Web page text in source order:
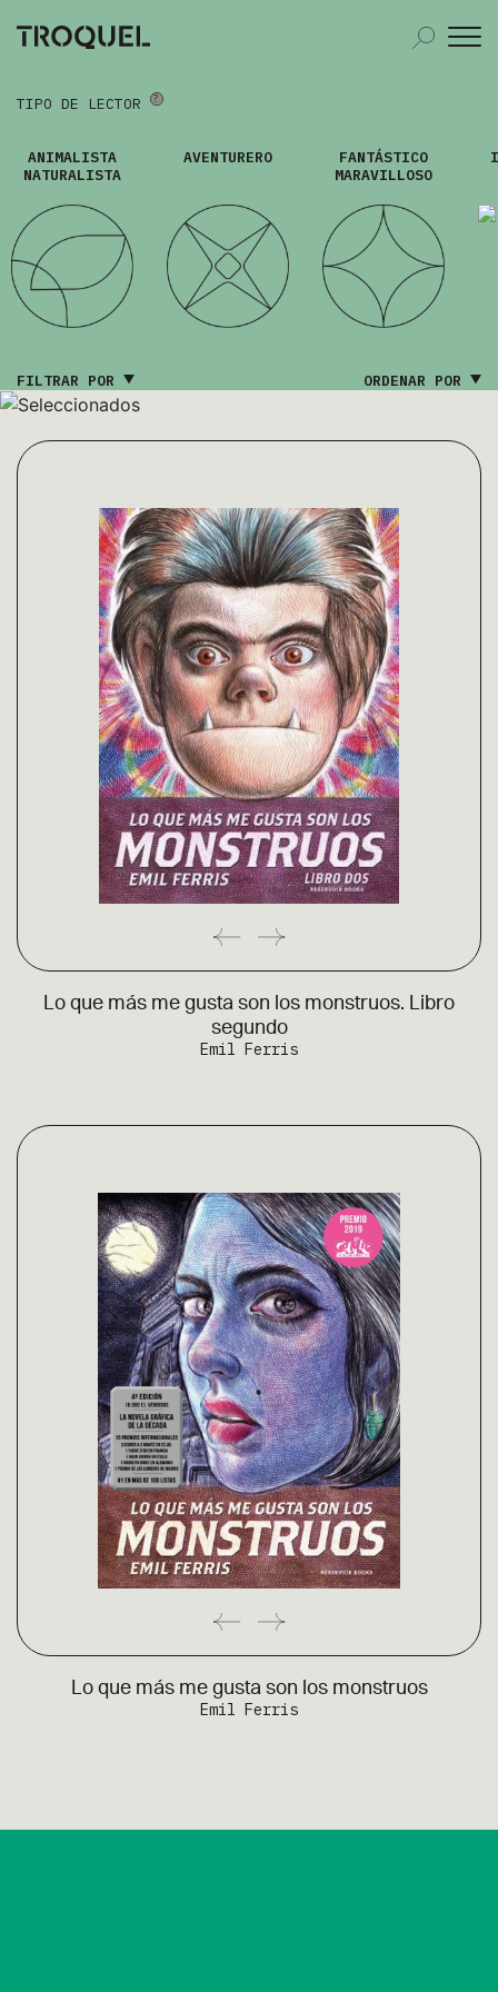
TIPO DE LECTOR
ANIMALISTA
NATURALISTA
AVENTURERO
FANTÁSTICO
MARAVILLOSO
FILTRAR POR ORDENAR POR
Lo que más me gusta son los monstruos. Libro
segundo
Emil Ferris
Lo que más me gusta son los monstruos
Emil Ferris